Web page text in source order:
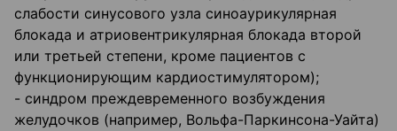
слабости синусового узла синоаурикулярная
блокада и атриовентрикулярная блокада второй
или третьей степени, кроме пациентов с
функционирующим кардиостимулятором);
- синдром преждевременного возбуждения
желудочков (например, Вольфа-Паркинсона-Уайта)